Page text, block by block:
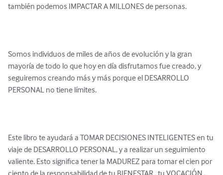
también podemos IMPACTAR A MILLONES de personas.
Somos individuos de miles de años de evolución y la gran
mayoría de todo lo que hoy en día disfrutamos fue creado, y
seguiremos creando más y más porque el DESARROLLO
PERSONAL no tiene límites.
Este libro te ayudará a TOMAR DECISIONES INTELIGENTES en tu
viaje de DESARROLLO PERSONAL, y a realizar un seguimiento
valiente. Esto significa tener la MADUREZ para tomar el cien por